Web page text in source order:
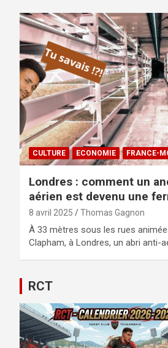
CULTURE ECONOMIE FRANCE-
Londres : comment un
aérien est devenu une
8 avril 2025 Thomas Gagnon
À 33 mètres sous les rues
Clapham, à Londres, un abri anti-
RCT